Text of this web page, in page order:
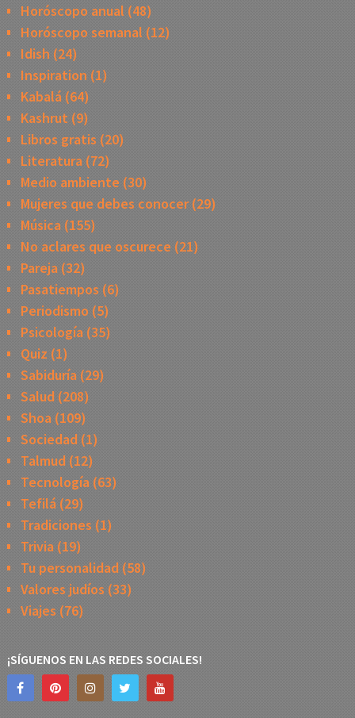
Horóscopo anual (48)
Horóscopo semanal (12)
Idish (24)
Inspiration (1)
Kabalá(64)
Kashrut (9)
Libros gratis (20)
Literatura(72)
Medio ambiente (30)
Mujeres que debes conocer(29)
Música(155)
No aclares que oscurece (21)
Pareja(32)
Pasatiempos (6)
Periodismo (5)
Psicología(35)
Quiz (1)
Sabiduría(29)
Salud (208)
Shoa(109)
Sociedad(1)
Talmud (12)
Tecnología(63)
Tefilá(29)
Tradiciones (1)
Trivia(19)
Tu personalidad(58)
Valores judíos (33)
Viajes (76)
¡SÍGUENOS EN LAS REDES SOCIALES!